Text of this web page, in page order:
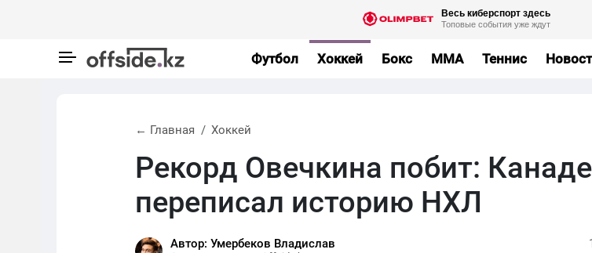
Футбол Хоккей Бокс MMA Теннис
← Главная Хоккей
Рекорд Овечкина побит:
переписал историю НХЛ
Автор: Умербеков Владислав